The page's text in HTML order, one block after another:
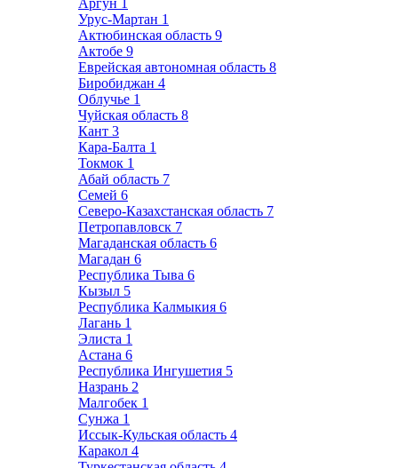
Аргун 1
Урус-Мартан 1
Актюбинская область 9
Актобе 9
Еврейская автономная область 8
Биробиджан 4
Облучье 1
Чуйская область 8
Кант 3
Кара-Балта 1
Токмок 1
Абай область 7
Семей 6
Северо-Казахстанская область 7
Петропавловск 7
Магаданская область 6
Магадан 6
Республика Тыва 6
Кызыл 5
Республика Калмыкия 6
Лагань 1
Элиста 1
Астана 6
Республика Ингушетия 5
Назрань 2
Малгобек 1
Сунжа 1
Иссык-Кульская область 4
Каракол 4